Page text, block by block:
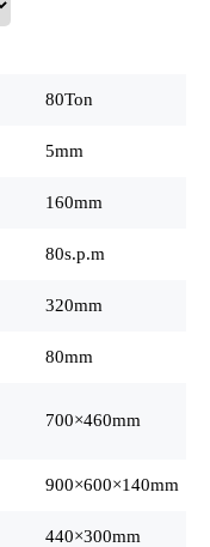
80Ton
5mm
160mm
80s.p.m
320mm
80mm
700×460mm
900×600×140mm
440×300mm